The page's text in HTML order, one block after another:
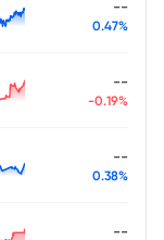
--
0.47%
--
-0.19%
--
0.38%
--